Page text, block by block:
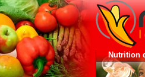
Nutrition